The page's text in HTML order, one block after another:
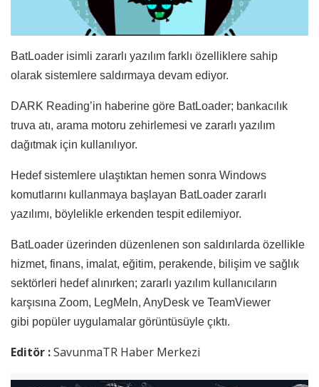
BatLoader isimli zararlı yazılım farklı özelliklere sahip
olarak sistemlere saldırmaya devam ediyor.
DARK Reading’in haberine göre BatLoader; bankacılık
truva atı, arama motoru zehirlemesi ve zararlı yazılım
dağıtmak için kullanılıyor.
Hedef sistemlere ulaştıktan hemen sonra Windows
komutlarını kullanmaya başlayan BatLoader zararlı
yazılımı, böylelikle erkenden tespit edilemiyor.
BatLoader üzerinden düzenlenen son saldırılarda özellikle
hizmet, finans, imalat, eğitim, perakende, bilişim ve sağlık
sektörleri hedef alınırken; zararlı yazılım kullanıcıların
karşısına Zoom, LegMeIn, AnyDesk ve TeamViewer
gibi popüler uygulamalar görüntüsüyle çıktı.
Editör :SavunmaTR Haber Merkezi